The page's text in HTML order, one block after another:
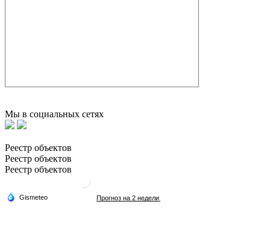
Мы в социальных сетях
Реестр объектов
Реестр объектов
Реестр объектов